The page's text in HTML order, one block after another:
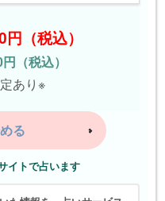
（税込）
（税込）
あり※
る
イトで占います